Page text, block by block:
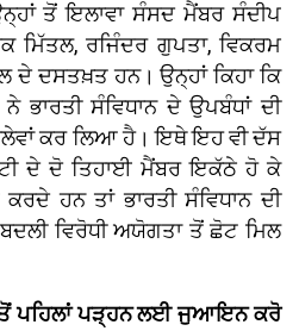
ਤੋਂ ਇਲਾਵਾ ਸੰਸਦ ਮੈਂਬਰ ਸੰਦੀਪ
ਮਿੱਤਲ, ਰਜਿੰਦਰ ਗੁਪਤਾ, ਵਿਕਰਮ
ਦੇ ਦਸਤਖ਼ਤ ਹਨ। ਉਨ੍ਹਾਂ ਕਿਹਾ ਕਿ
ਭਾਰਤੀ ਸੰਵਿਧਾਨ ਦੇ ਉਪਬੰਧਾਂ ਦੀ
ਕਰ ਲਿਆ ਹੈ। ਇਥੇ ਇਹ ਵੀ ਦੱਸ
ਦੇ ਦੋ ਤਿਹਾਈ ਮੈਂਬਰ ਇਕੱਠੇ ਹੋ ਕੇ
ਹਨ ਤਾਂ ਭਾਰਤੀ ਸੰਵਿਧਾਨ ਦੀ
ਵਿਰੋਧੀ ਅਯੋਗਤਾ ਤੋਂ ਛੋਟ ਮਿਲ
ਤੋਂ ਪਹਿਲਾਂ ਪੜ੍ਹਨ ਲਈ ਜੁਆਇਨ ਕਰੋ